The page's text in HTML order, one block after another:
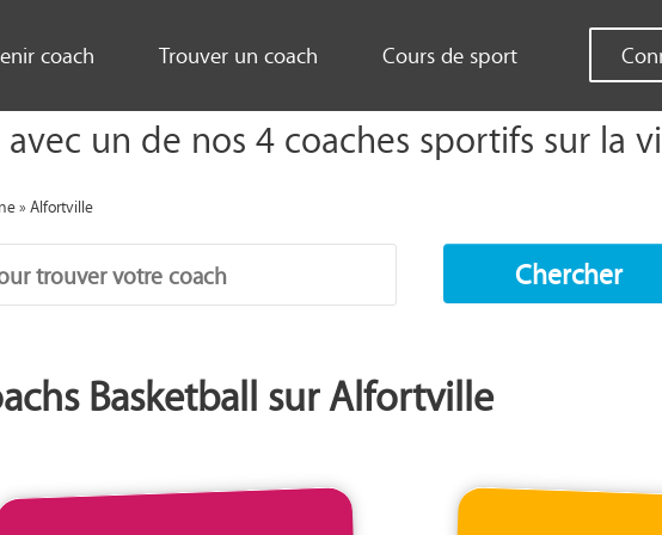
coach Trouver un coach Cours de sport
un de nos 4 coaches sportifs sur la
»Alfortville
Chercher
Basketball sur Alfortville